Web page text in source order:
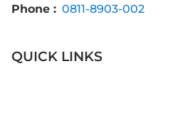
Phone : 0811-8903-002
QUICK LINKS